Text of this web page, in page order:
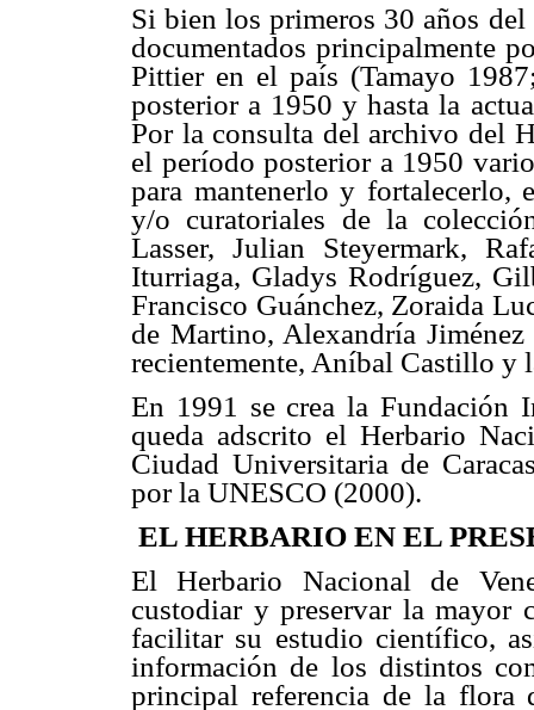
Si bien los primeros 30 años
documentados principalmente
Pittier en el país (Tamayo
posterior a 1950 y hasta la
Por la consulta del archivo del
el período posterior a 1950
para mantenerlo y fortalecerlo,
y/o curatoriales de la
Lasser, Julian Steyermark,
Iturriaga, Gladys Rodríguez,
Francisco Guánchez, Zoraida
de Martino, Alexandría
recientemente, Aníbal Castillo y
En 1991 se crea la Fundación
queda adscrito el Herbario
Ciudad Universitaria de
por la UNESCO (2000).
EL HERBARIO EN EL
El Herbario Nacional de
custodiar y preservar la mayor
facilitar su estudio científico,
información de los distintos
principal referencia de la flora